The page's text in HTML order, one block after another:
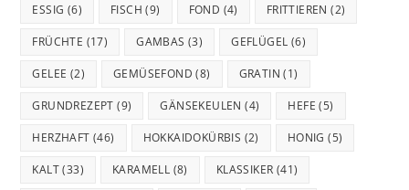
ESSIG (6) FISCH (9) FOND (4) FRITTIEREN (2)
FRÜCHTE (17) GAMBAS (3) GEFLÜGEL (6)
GELEE (2) GEMÜSEFOND (8) GRATIN (1)
GRUNDREZEPT (9) GÄNSEKEULEN (4) HEFE (5)
HERZHAFT (46) HOKKAIDOKÜRBIS (2) HONIG (5)
KALT(33) KARAMELL (8) KLASSIKER (41)